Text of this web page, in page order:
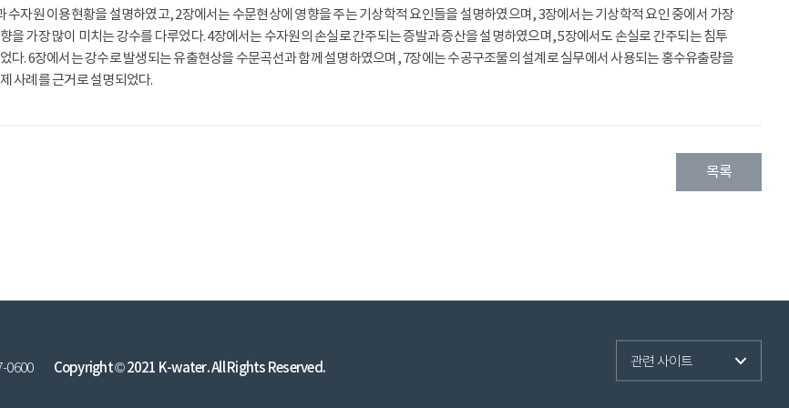
수자원 이용현황을 설명하였고, 2장에서는 수문현상에 영향을 주는 기상학적 요인들을 설명하였으며, 3장에서는 기상학적 요인 중에서 가장
을 가장 많이 미치는 강수를 다루었다. 4장에서는 수자원의 손실로 간주되는 증발과 증산을 설명하였으며, 5장에서도 손실로 간주되는 침투
다. 6장에서는 강수로 발생되는 유출현상을 수문곡선과 함께 설명하였으며, 7장에는 수공구조물의 설계로 실무에서 사용되는 홍수유출량을
사례를 근거로 설명되었다.
목록
관련 사이트
0600
Copyright © 2021 K-water. All Rights Reserved.